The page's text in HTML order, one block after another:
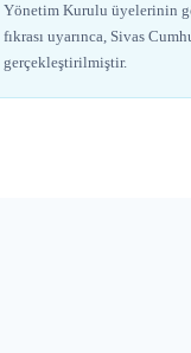
Yönetim Kurulu üyelerinin
fıkrası uyarınca, Sivas
gerçekleştirilmiştir.